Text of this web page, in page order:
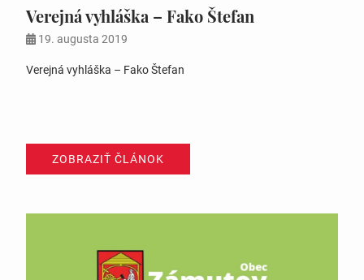
Verejná vyhláška – Fako Štefan
19. augusta 2019
Verejná vyhláška – Fako Štefan
ZOBRAZIŤ ČLÁNOK